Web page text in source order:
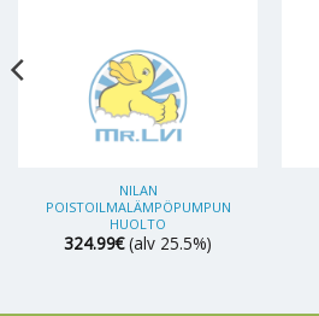
NILAN
POISTOILMALÄMPÖPUMPUN
HUOLTO
324.99€ (alv 25.5%)